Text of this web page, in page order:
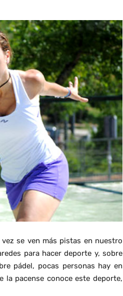
se ven más pistas en nuestro
para hacer deporte y, sobre
pádel, pocas personas hay en
la pacense conoce este deporte,